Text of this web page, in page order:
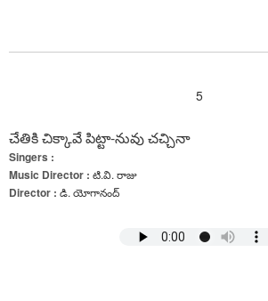
5
చేతికి చిక్కావే పిట్టా-నువు చచ్చినా
Singers :
Music Director : టి.వి. రాజు
Director : డి. యోగానంద్